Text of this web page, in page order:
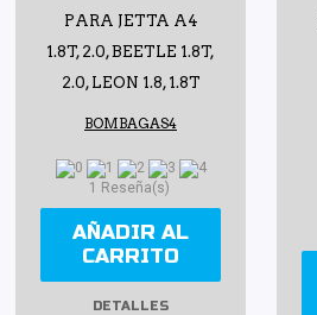
PARA JETTA A4
1.8T, 2.0, BEETLE 1.8T,
2.0, LEON 1.8, 1.8T
BOMBAGAS4
1 Reseña(s)
AÑADIR AL
CARRITO
DETALLES